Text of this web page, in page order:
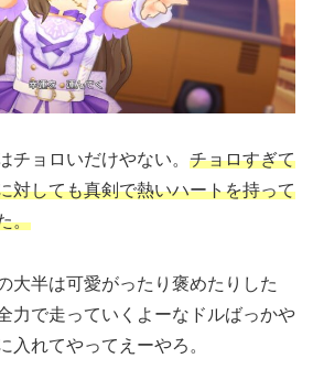
チョロいだけやない。 チョロすぎて
対しても真剣で熱いハートを持って
。
大半は可愛がったり褒めたりした
力で走っていくよーなドルばっかや
入れてやってえーやろ。